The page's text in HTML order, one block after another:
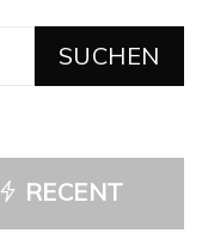
RECENT